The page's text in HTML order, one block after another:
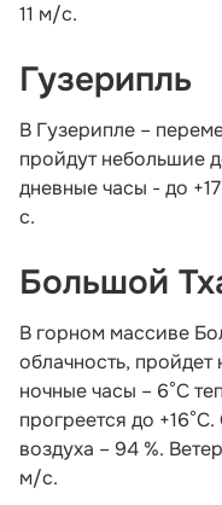
11 м/с.
Гузерипль
В Гузерипле –
пройдут небольшие
дневные часы - до
с.
Большой
В горном массиве
облачность,
ночные часы – 6°С
прогреется до
воздуха – 94 %.
м/с.